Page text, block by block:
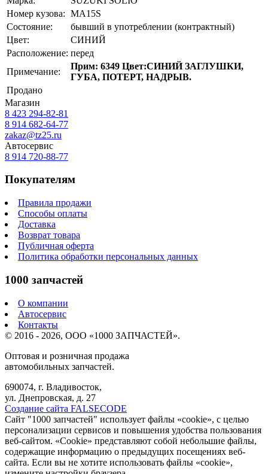
Номер кузова: MA15S
Состояние:
бывший в употреблении (контрактный)
Цвет:
СИНИЙ
Расположение: перед
Примечание:
Прим: 6349 Цвет:СИНИЙ ЗАГЛУШКИ,
ГУБА, ПОТЕРТ, НАДРЫВ.
Продано
Магазин
8 423 294-82-81
8 914 682-64-77
zakaz@tz25.ru
Автосервис
8 914 720-88-77
Покупателям
Правила продажи
Способы оплаты
Доставка
Возврат товара
Публичная оферта
Политика обработки персональных данных
1000 запчастей
О компании
Автосервис
Контакты
© 2016 - 2026, ООО «1000 ЗАПЧАСТЕЙ».
Оптовая и розничная продажа
автомобильных запчастей.
690074, г. Владивосток,
ул. Днепровская, д. 27
Создание сайта FALSECODE
Сайт "1000 запчастей" использует файлы «cookie», с целью
персонализации сервисов и повышения удобства пользования
веб-сайтом. «Cookie» представляют собой небольшие файлы,
содержащие информацию о предыдущих посещениях веб-
сайта. Если вы не хотите использовать файлы «cookie»,